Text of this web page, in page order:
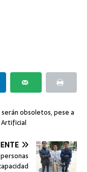
obsoletos, pese a